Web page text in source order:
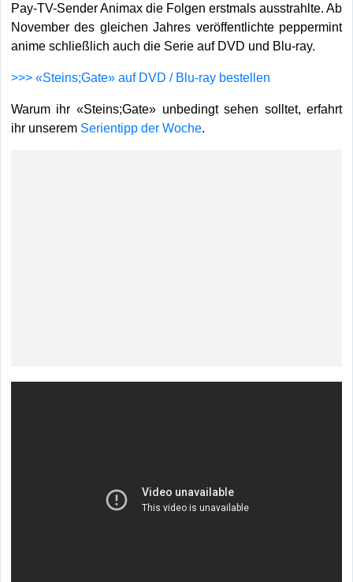
Pay-TV-Sender Animax die Folgen erstmals ausstrahlte. Ab
November des gleichen Jahres veröffentlichte peppermint
anime schließlich auch die Serie auf DVD und Blu-ray.
>>> «Steins;Gate» auf DVD / Blu-ray bestellen
Warum ihr «Steins;Gate» unbedingt sehen solltet, erfahrt
ihr unserem Serientipp der Woche.